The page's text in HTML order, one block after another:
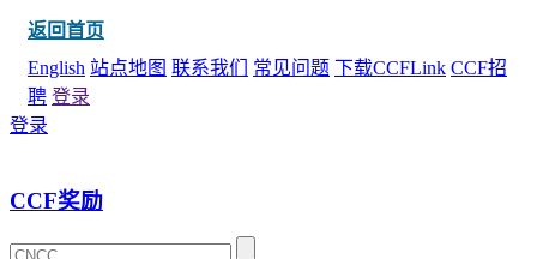
返回首页
English 站点地图 联系我们 常见问题 下载CCFLink CCF招
聘 登录
登录
CCF奖励